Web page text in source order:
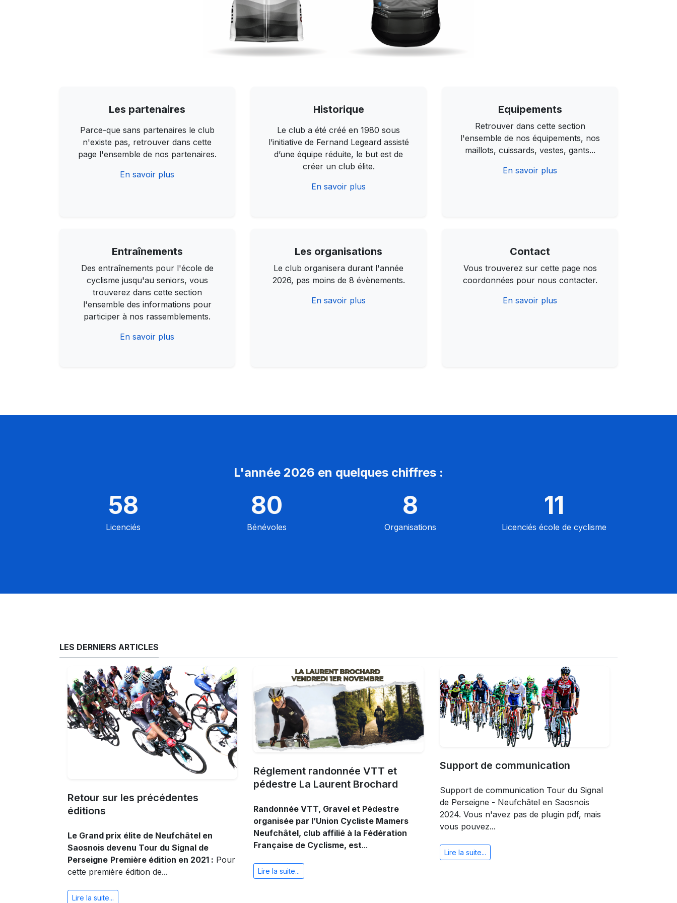
Les partenaires
Parce-que sans partenaires le club
n'existe pas, retrouver dans cette
page l'ensemble de nos partenaires.
En savoir plus
Historique
Le club a été créé en 1980 sous
l’initiative de Fernand Legeard assisté
d’une équipe réduite, le but est de
créer un club élite.
En savoir plus
Equipements
Retrouver dans cette section
l'ensemble de nos équipements, nos
maillots, cuissards, vestes, gants...
En savoir plus
Entraînements
Des entraînements pour l'école de
cyclisme jusqu'au seniors, vous
trouverez dans cette section
l'ensemble des informations pour
participer à nos rassemblements.
En savoir plus
Les organisations
Le club organisera durant l'année
2026, pas moins de 8 évènements.
En savoir plus
Contact
Vous trouverez sur cette page nos
coordonnées pour nous contacter.
En savoir plus
L'année 2026 en quelques chiffres :
58
Licenciés
80
Bénévoles
8
Organisations
11
Licenciés école de cyclisme
LES DERNIERS ARTICLES
Retour sur les précédentes
éditions
Le Grand prix élite de Neufchâtel en
Saosnois devenu Tour du Signal de
Perseigne Première édition en 2021 : Pour
cette première édition de...
Lire la suite...
Réglement randonnée VTT et
pédestre La Laurent Brochard
Randonnée VTT, Gravel et Pédestre
organisée par l’Union Cycliste Mamers
Neufchâtel, club affilié à la Fédération
Française de Cyclisme, est...
Lire la suite...
Support de communication
Support de communication Tour du Signal
de Perseigne - Neufchâtel en Saosnois
2024. Vous n'avez pas de plugin pdf, mais
vous pouvez...
Lire la suite...